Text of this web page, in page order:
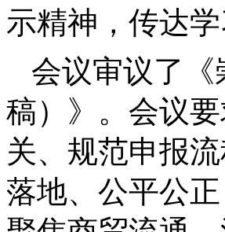
示精神，传达
会议审议了
稿）》。会议
关、规范申报
落地、公平公